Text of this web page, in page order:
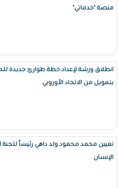
منصة "خدماتي"
انطلاق ورشة لإعداد خطة طوارئ جديدة
بتمويل من الاتحاد الأوروبي
تعيين محمد محمود ولد داهي رئيساً للجنة
الإنسان